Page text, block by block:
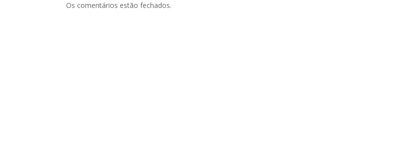
Os comentários estão fechados.